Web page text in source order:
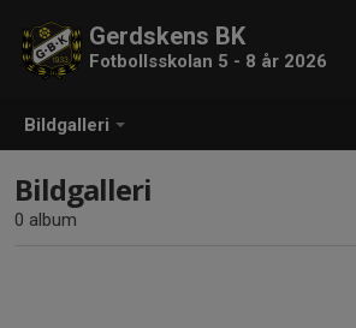
Bildgalleri
Gerdskens BK
Fotbollsskolan 5 - 8 år 2026
Bildgalleri
0 album